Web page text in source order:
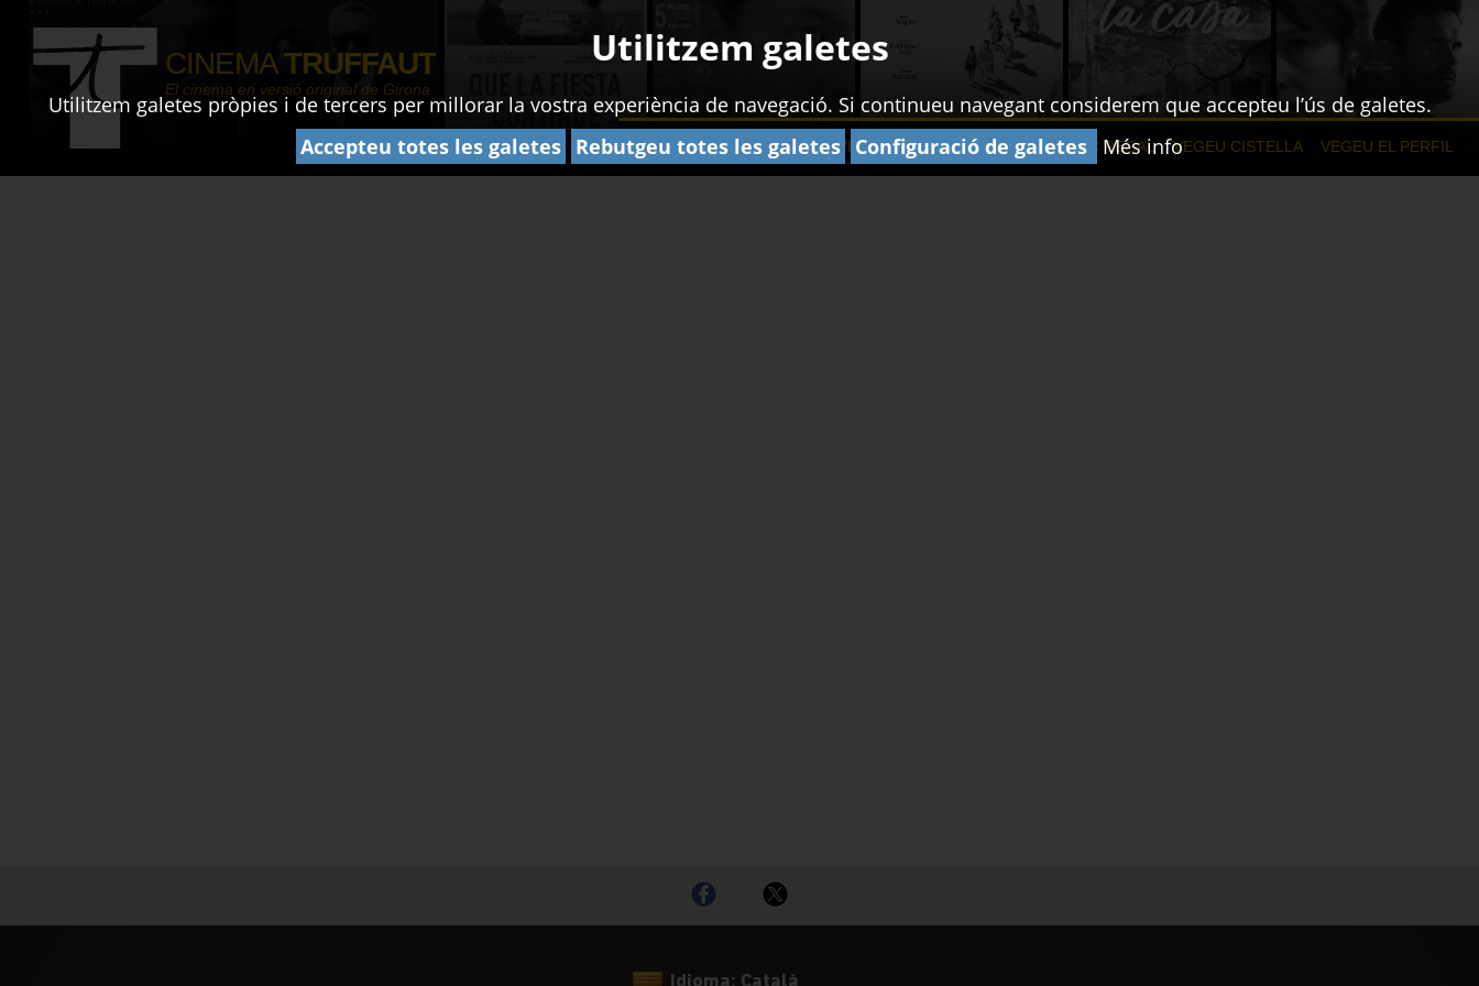
CINEMATRUFFAUT
El cinema en versió original de Girona
GIRONA CULTURA ESDEVENIMENTS ABONAMENTS XEC REGAL VEGEU CISTELLA VEGEU EL PERFIL
Utilitzem galetes
Utilitzem galetes pròpies i de tercers per millorar la vostra experiència de navegació. Si continueu navegant considerem que accepteu l’ús de galetes.
Accepteu totes les galetes Rebutgeu totes les galetes Configuració de galetes Més info